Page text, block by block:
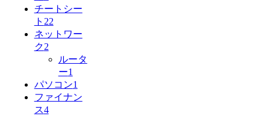
チートシー
ト 22
ネットワー
ク2
ルータ
ー1
パソコン1
ファイナン
ス4